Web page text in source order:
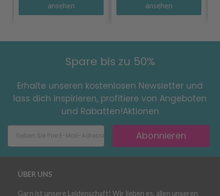
ansehen
ansehen
Spare bis zu 50%
Erhalte unseren kostenlosen Newsletter und
lass dich inspirieren, profitiere von Angeboten
und Rabatten!Aktionen
Abonnieren
ÜBER UNS
Garn ist unsere Leidenschaft! Wir lieben es, allen unseren